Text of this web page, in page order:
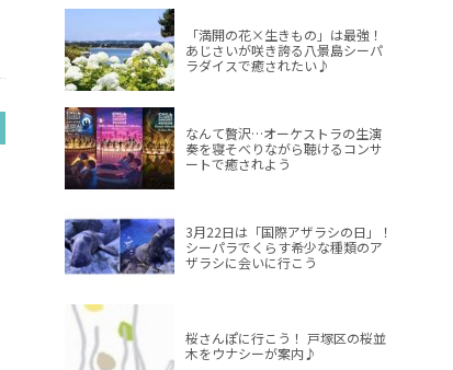
「満開の花×生きもの」は最強！
あじさいが咲き誇る八景島シーパ
ラダイスで癒されたい♪
なんて贅沢…オーケストラの生演
奏を寝そべりながら聴けるコンサ
ートで癒されよう
3月22日は「国際アザラシの日」！
シーパラでくらす希少な種類のア
ザラシに会いに行こう
桜さんぽに行こう！ 戸塚区の桜並
木をウナシーが案内♪